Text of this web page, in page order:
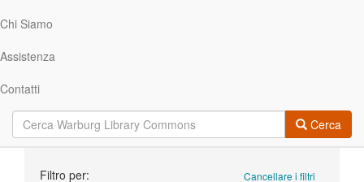
Chi Siamo
Assistenza
Contatti
Cerca
Cancellare i filtri
Filtro per: